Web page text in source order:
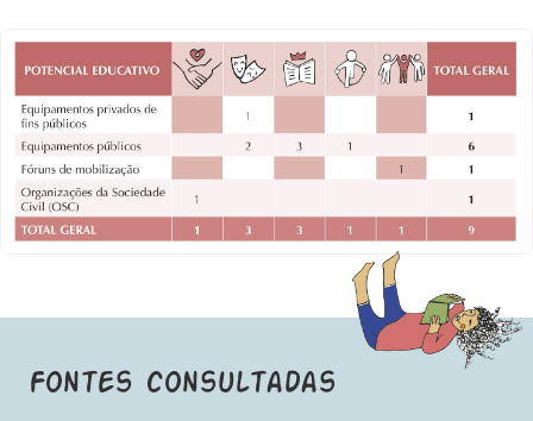
Fontes consultadas